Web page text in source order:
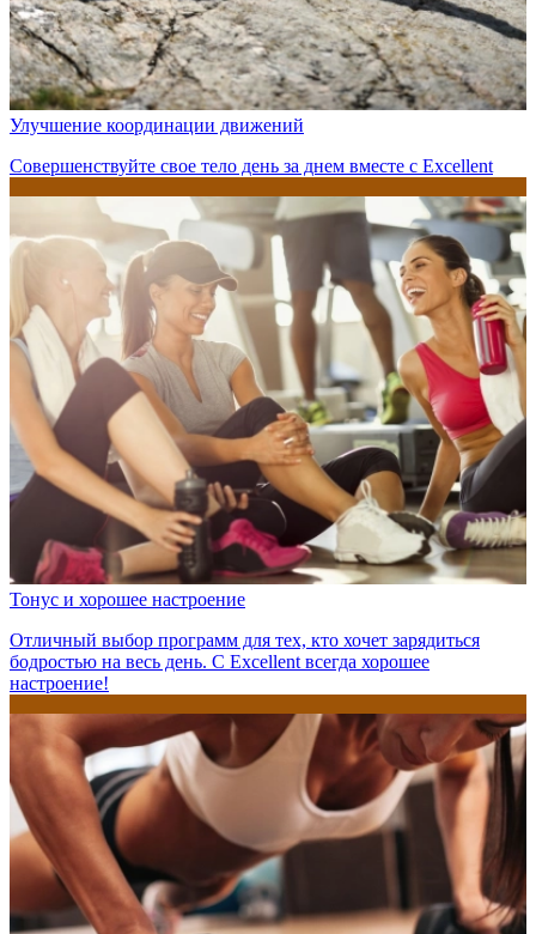
Улучшение координации движений
Совершенствуйте свое тело день за днем вместе с Excellent
Тонус и хорошее настроение
Отличный выбор программ для тех, кто хочет зарядиться
бодростью на весь день. С Excellent всегда хорошее
настроение!